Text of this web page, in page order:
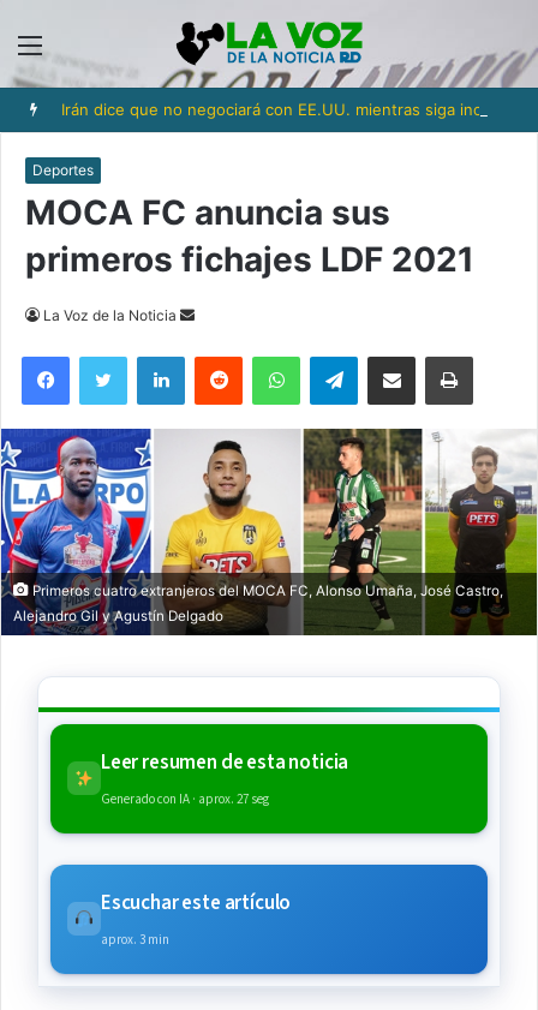
Menú
Deportes
MOCA FC anuncia sus
primeros fichajes LDF 2021
La Voz de la Noticia
Send
email
FacebookTwitter LinkedInReddit WhatsAppTelegramCompartir via Email Imprimi
Primeros cuatro extranjeros del MOCA FC, Alonso Umaña, José Castro,
Alejandro Gil y Agustín Delgado
Leer resumen de esta noticia
Generado con IA · aprox. 27 seg
Escuchar este artículo
aprox. 3 min